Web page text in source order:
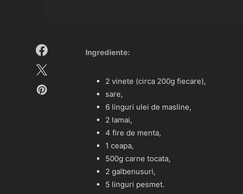
Ingrediente:
2 vinete (circa 200g fiecare),
sare,
6 linguri ulei de masline,
2 lamai,
4 fire de menta,
1 ceapa,
500g carne tocata,
2 galbenusuri,
5 linguri pesmet.